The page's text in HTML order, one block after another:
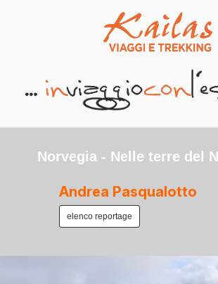
Norvegia - Nelle terre del
Andrea Pasqualotto